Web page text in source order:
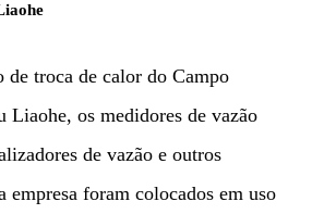
de troca de calor do Campo
Liaohe, os medidores de vazão
de vazão e outros
empresa foram colocados em uso